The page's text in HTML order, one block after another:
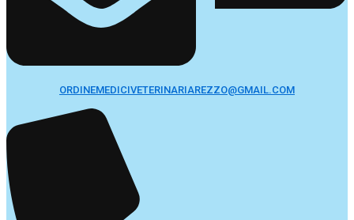
ORDINEMEDICIVETERINARIAREZZO@GMAIL.COM